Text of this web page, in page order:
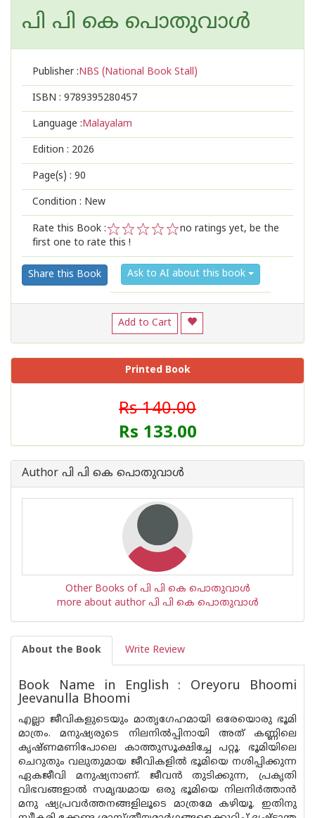
പി പി കെ പൊതുവാള്‍
Publisher :NBS (National Book Stall)
ISBN : 9789395280457
Language :Malayalam
Edition : 2026
Page(s) : 90
Condition : New
Rate this Book :
2
1
no ratings yet, be the
first one to rate this !
Share this Book Ask to AI about this book
Add to Cart
Printed Book
Rs 140.00
Rs 133.00
Author പി പി കെ പൊതുവാള്‍
Other Books of പി പി കെ പൊതുവാള്‍
more about author പി പി കെ പൊതുവാള്‍
About the Book Write Review
Book Name in English : Oreyoru Bhoomi
Jeevanulla Bhoomi
എല്ലാ ജീവികളുടെയും മാതൃഗേഹമായി ഒരേയൊരു ഭൂമി
മാത്രം. മനുഷ്യരുടെ നിലനിൽപ്പിനായി അത് കണ്ണിലെ
കൃഷ്‌ണമണിപോലെ കാത്തുസൂക്ഷിച്ചേ പറ്റൂ. ഭൂമിയിലെ
ചെറുതും വലുതുമായ ജീവികളിൽ ഭൂമിയെ നശിപ്പിക്കുന്ന
ഏകജീവി മനുഷ്യനാണ്. ജീവൻ തുടിക്കുന്ന, പ്രകൃതി
വിഭവങ്ങളാൽ സമൃദ്ധമായ ഒരു ഭൂമിയെ നിലനിർത്താൻ
മനു ഷ്യപ്രവർത്തനങ്ങളിലൂടെ മാത്രമേ കഴിയൂ. ഇതിനു